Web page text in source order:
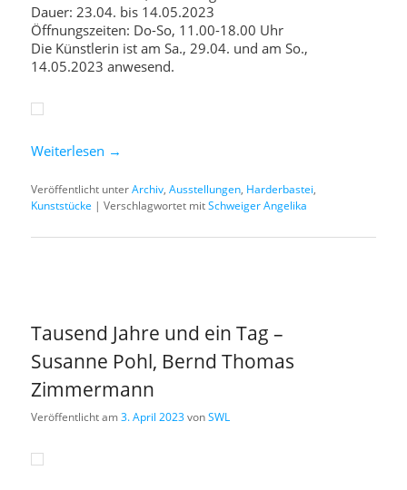
Dauer: 23.04. bis 14.05.2023
Öffnungszeiten: Do-So, 11.00-18.00 Uhr
Die Künstlerin ist am Sa., 29.04. und am So.,
14.05.2023 anwesend.
Weiterlesen →
Veröffentlicht unterArchiv,Ausstellungen, Harderbastei,
Kunststücke |Verschlagwortet mitSchweiger Angelika
Tausend Jahre und ein Tag –
Susanne Pohl, Bernd Thomas
Zimmermann
Veröffentlicht am3. April 2023vonSWL